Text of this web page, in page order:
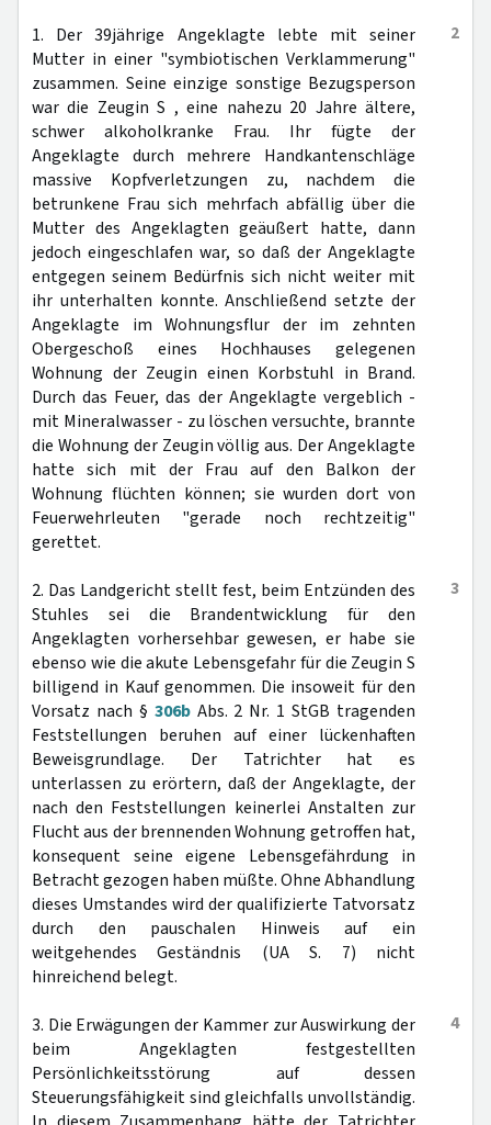
2
1. Der 39jährige Angeklagte lebte mit seiner
Mutter in einer "symbiotischen Verklammerung"
zusammen. Seine einzige sonstige Bezugsperson
war die Zeugin S , eine nahezu 20 Jahre ältere,
schwer alkoholkranke Frau. Ihr fügte der
Angeklagte durch mehrere Handkantenschläge
massive Kopfverletzungen zu, nachdem die
betrunkene Frau sich mehrfach abfällig über die
Mutter des Angeklagten geäußert hatte, dann
jedoch eingeschlafen war, so daß der Angeklagte
entgegen seinem Bedürfnis sich nicht weiter mit
ihr unterhalten konnte. Anschließend setzte der
Angeklagte im Wohnungsflur der im zehnten
Obergeschoß eines Hochhauses gelegenen
Wohnung der Zeugin einen Korbstuhl in Brand.
Durch das Feuer, das der Angeklagte vergeblich -
mit Mineralwasser - zu löschen versuchte, brannte
die Wohnung der Zeugin völlig aus. Der Angeklagte
hatte sich mit der Frau auf den Balkon der
Wohnung flüchten können; sie wurden dort von
Feuerwehrleuten "gerade noch rechtzeitig"
gerettet.
3
2. Das Landgericht stellt fest, beim Entzünden des
Stuhles sei die Brandentwicklung für den
Angeklagten vorhersehbar gewesen, er habe sie
ebenso wie die akute Lebensgefahr für die Zeugin S
billigend in Kauf genommen. Die insoweit für den
Vorsatz nach § 306bAbs. 2 Nr. 1 StGB tragenden
Feststellungen beruhen auf einer lückenhaften
Beweisgrundlage. Der Tatrichter hat es
unterlassen zu erörtern, daß der Angeklagte, der
nach den Feststellungen keinerlei Anstalten zur
Flucht aus der brennenden Wohnung getroffen hat,
konsequent seine eigene Lebensgefährdung in
Betracht gezogen haben müßte. Ohne Abhandlung
dieses Umstandes wird der qualifizierte Tatvorsatz
durch den pauschalen Hinweis auf ein
weitgehendes Geständnis (UA S. 7) nicht
hinreichend belegt.
4
3. Die Erwägungen der Kammer zur Auswirkung der
beim Angeklagten festgestellten
Persönlichkeitsstörung auf dessen
Steuerungsfähigkeit sind gleichfalls unvollständig.